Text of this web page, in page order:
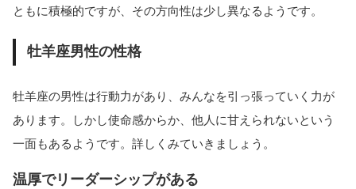
ともに積極的ですが、その方向性は少し異なるようです。
牡羊座男性の性格
牡羊座の男性は行動力があり、みんなを引っ張っていく力が
あります。しかし使命感からか、他人に甘えられないという
一面もあるようです。詳しくみていきましょう。
温厚でリーダーシップがある